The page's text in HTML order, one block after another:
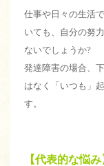
仕事や日々の生活
いても、自分の努
ないでしょうか?
発達障害の場合、
はなく「いつも」
す。
【代表的な悩み